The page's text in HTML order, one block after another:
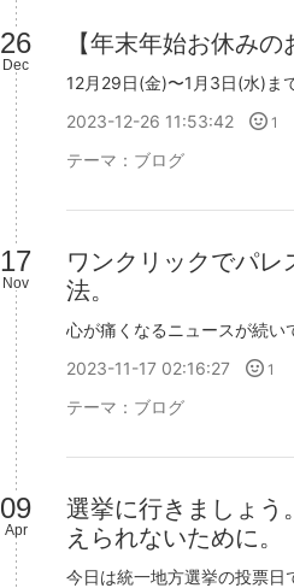
26
Dec
【年末年始お休みの
2023-12-26 11:53:42
1
テーマ： ブログ
17
Nov
ワンクリックでパ
法。
2023-11-17 02:16:27
1
テーマ： ブログ
09
Apr
選挙に行きましょう
えられないために。